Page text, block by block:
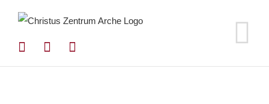
springen